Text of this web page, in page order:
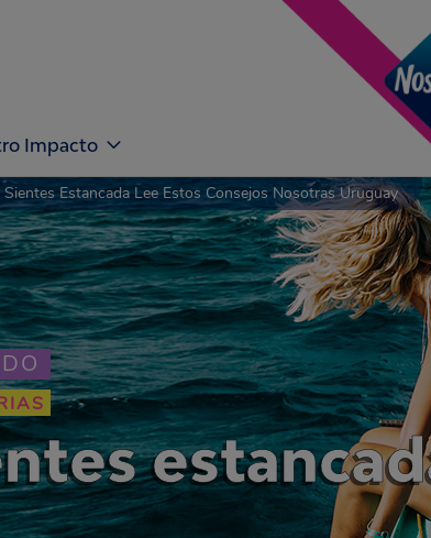
Impacto
Sientes Estancada Lee Estos Consejos Nosotras Uruguay